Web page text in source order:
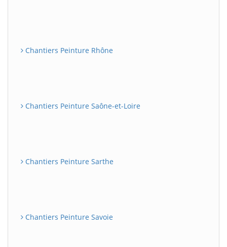
Chantiers Peinture Rhône
Chantiers Peinture Saône-et-Loire
Chantiers Peinture Sarthe
Chantiers Peinture Savoie